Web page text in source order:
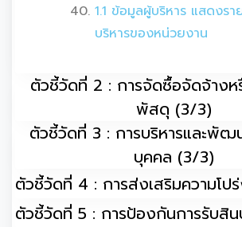
1.1 ข้อมูลผู้บริหาร แสดงร
บริหารของหน่วยงาน
ตัวชี้วัดที่ 2 : การจัดซื้อจัดจ้างห
พัสดุ (3/3)
ตัวชี้วัดที่ 3 : การบริหารและพัฒ
บุคคล (3/3)
ตัวชี้วัดที่ 4 : การส่งเสริมความโป
ตัวชี้วัดที่ 5 : การป้องกันการรับสิ